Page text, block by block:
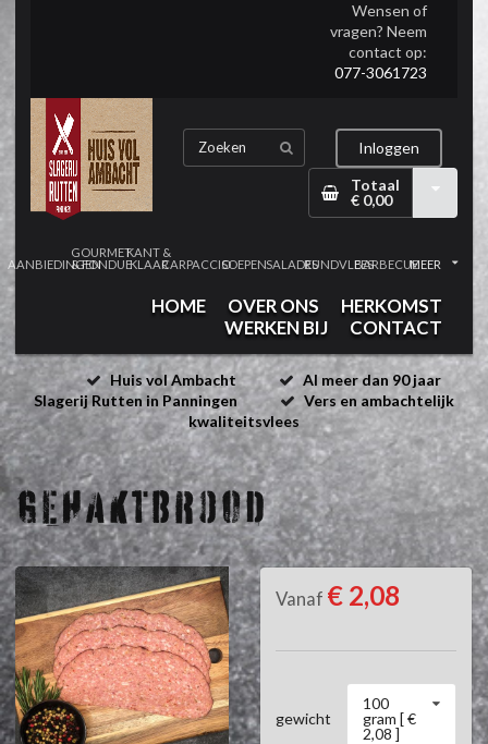
Wensen of
vragen? Neem
contact op:
077-3061723
Inloggen
Totaal
€ 0,00
AANBIEDINGEN
GOURMET
& FONDUE
KANT &
KLAARCARPACCIOSOEPENSALADESRUNDVLEESBARBECUEMEER
HOME OVER ONS
HERKOMST
WERKEN BIJ
CONTACT
Huis vol Ambacht
Al meer dan 90 jaar
Slagerij Rutten in Panningen
Vers en ambachtelijk
kwaliteitsvlees
GEHAKTBROOD
Vanaf € 2,08
gewicht
100
gram [ €
2,08 ]